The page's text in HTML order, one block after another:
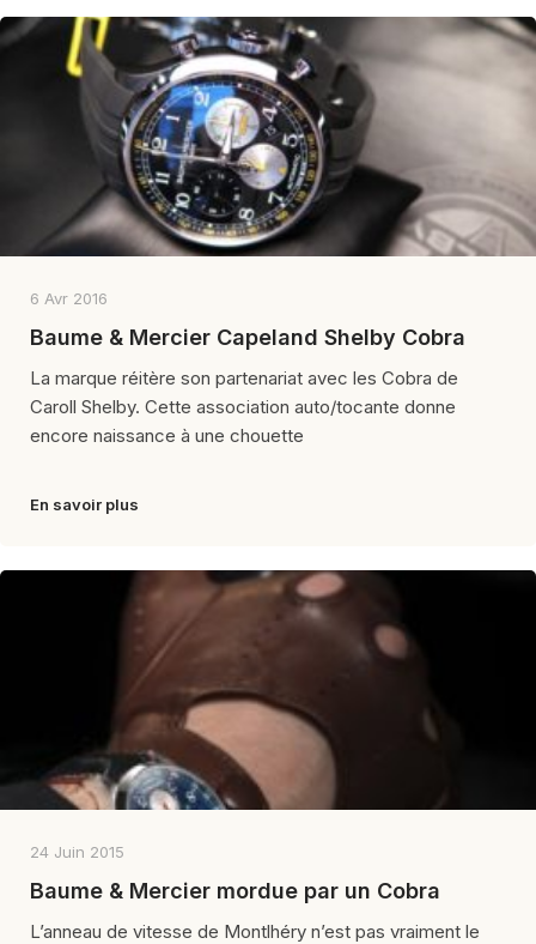
6 Avr 2016
Baume & Mercier Capeland Shelby Cobra
La marque réitère son partenariat avec les Cobra de
Caroll Shelby. Cette association auto/tocante donne
encore naissance à une chouette
En savoir plus
24 Juin 2015
Baume & Mercier mordue par un Cobra
L’anneau de vitesse de Montlhéry n’est pas vraiment le